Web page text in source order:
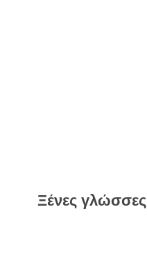
Ξένες γλώσσες